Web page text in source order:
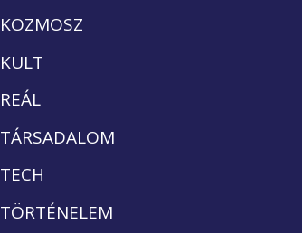
KOZMOSZ
KULT
REÁL
TÁRSADALOM
TECH
TÖRTÉNELEM